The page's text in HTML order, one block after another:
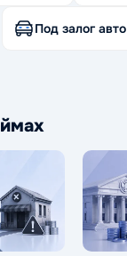
Под залог авто